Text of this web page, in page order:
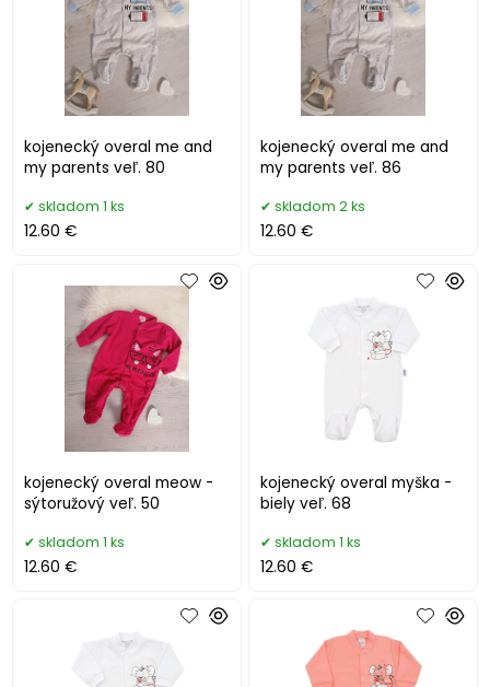
kojenecký overal me and
my parents veľ. 80
skladom 1 ks
12.60 €
kojenecký overal me and
my parents veľ. 86
skladom 2 ks
12.60 €
kojenecký overal meow -
sýtoružový veľ. 50
skladom 1 ks
12.60 €
kojenecký overal myška -
biely veľ. 68
skladom 1 ks
12.60 €